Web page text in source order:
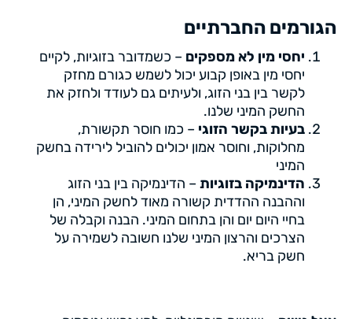
הגורמים החברתיים
יחסי מין לאמספקים – כשמדובר בזוגיות, לקיים
יחסי מין באופן קבוע יכול לשמש כגורם מחזק
לקשר בין בני הזוג, ולעיתים גם לעודד ולחזק את
החשק המיני שלנו.
בעיות בקשר הזוגי – כמו חוסר תקשורת,
מחלוקות, וחוסר אמון יכולים להוביל לירידה בחשק
המיני
הדינמיקה בזוגיות – הדינמיקה בין בני הזוג
וההבנה ההדדית קשורה מאוד לחשק המיני, הן
בחיי היום יום והן בתחום המיני. הבנה וקבלה של
הצרכים והרצון המיני שלנו חשובה לשמירה על
חשק בריא.